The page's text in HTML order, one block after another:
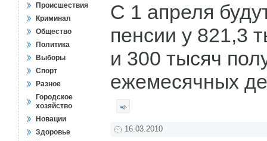
Происшествия
Криминал
Общество
Политика
Выборы
Спорт
Разное
Городское
хозяйство
Новации
Здоровье
С 1 апреля
пенсии у 821,3
и 300 тысяч
ежемесячных
16.03.2010